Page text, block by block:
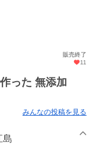
販売終了
11
った 無添加
みんなの投稿を見る
島